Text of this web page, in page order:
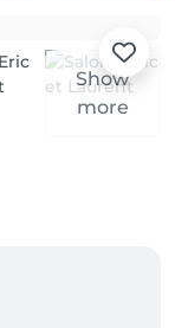
Show
more